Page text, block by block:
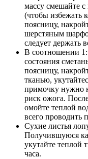
массу смешайте
(чтобы избежать
поясницу,
шерстяным
следует держать
В соотношении
состояния
поясницу,
тканью,
примочку нужно
риск ожога.
омойте теплой
всего проводить
Сухие листья
Получившуюся
укутайте теплой
часа.